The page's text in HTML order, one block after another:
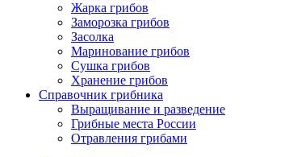
Жарка грибов
Заморозка грибов
Засолка
Маринование грибов
Сушка грибов
Хранение грибов
Справочник грибника
Выращивание и разведение
Грибные места России
Отравления грибами